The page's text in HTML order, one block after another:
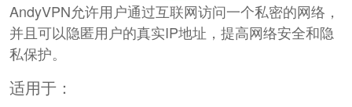
AndyVPN允许用户通过互联网访问一个私密的网络，
并且可以隐匿用户的真实IP地址，提高网络安全和隐
私保护。
适用于：